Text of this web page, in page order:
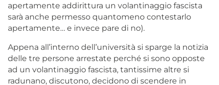
apertamente addirittura un volantinaggio fascista
sarà anche permesso quantomeno contestarlo
apertamente… e invece pare di no).
Appena all’interno dell’università si sparge la notizia
delle tre persone arrestate perché si sono opposte
ad un volantinaggio fascista, tantissime altre si
radunano, discutono, decidono di scendere in